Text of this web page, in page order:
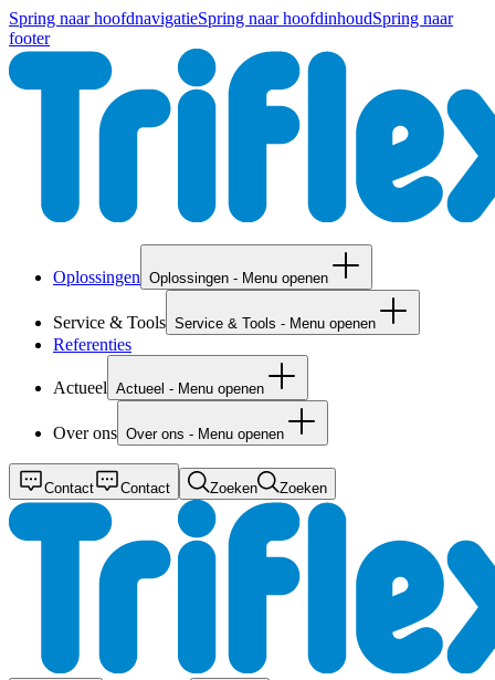
Spring naar hoofdnavigatieSpring naar hoofdinhoudSpring naar
footer
Oplossingen Oplossingen - Menu openen
Service & Tools Service & Tools - Menu openen
Referenties
Actueel Actueel - Menu openen
Over ons Over ons - Menu openen
Contact Contact Zoeken Zoeken